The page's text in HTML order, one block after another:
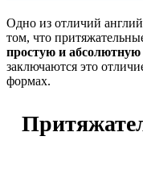
Одно из отличий
том, что
простую и
заключаются это
формах.